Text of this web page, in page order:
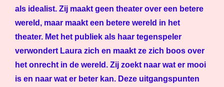
als idealist. Zij maakt geen theater over een betere
wereld, maar maakt een betere wereld in het
theater. Met het publiek als haar tegenspeler
verwondert Laura zich en maakt ze zich boos over
het onrecht in de wereld. Zij zoekt naar wat er mooi
is en naar wat er beter kan. Deze uitgangspunten